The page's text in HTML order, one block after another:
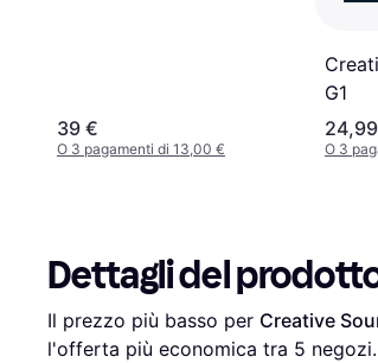
39 €
O 3 pagamenti di 13,00 €
G1
O 3
Dettagli del
Il prezzo più basso per Creative
l'offerta più economica tra 5 negozi.